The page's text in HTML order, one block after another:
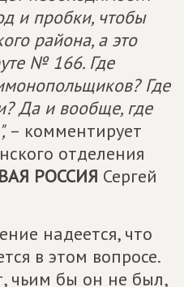
и пробки, чтобы
района, а это
№ 166. Где
Где
Да и вообще, где
– комментирует
отделения
РОССИЯ Сергей
надеется, что
в этом вопросе.
чьим бы он не был,